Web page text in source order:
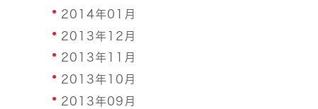
2014年01月
2013年12月
2013年11月
2013年10月
2013年09月